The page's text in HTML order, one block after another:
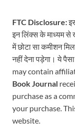
FTC Disclosure:
इन लिंक्स के माध्यम से
में छोटा सा कमीशन
नहीं देना पड़ेगा। ये
may contain
Book Journal
purchase as a
your purchase.
website.